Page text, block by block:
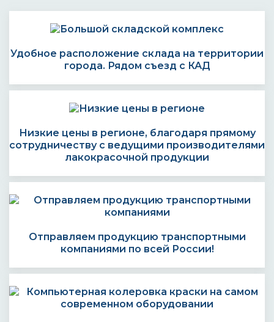
Удобное расположение склада на территории
города. Рядом съезд с КАД
Низкие цены в регионе, благодаря прямому
сотрудничеству с ведущими производителями
лакокрасочной продукции
Отправляем продукцию транспортными
компаниями по всей России!